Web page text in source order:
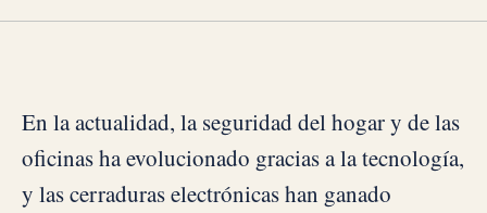
En la actualidad, la seguridad del hogar y de las
oficinas ha evolucionado gracias a la tecnología,
y las cerraduras electrónicas han ganado